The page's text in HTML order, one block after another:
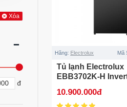
Xóa
đ
Hãng: Electrolux Mã
Tủ lạnh Electrolux
EBB3702K-H
10.900.000đ